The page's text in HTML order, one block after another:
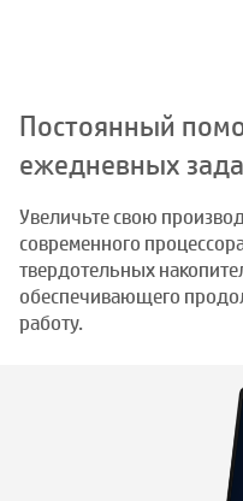
Постоянный
ежедневных
Увеличьте свою
современного
твердотельных
обеспечивающего
работу.